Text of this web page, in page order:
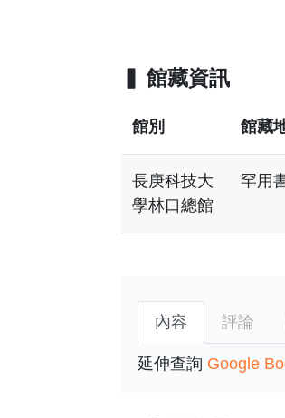
館藏資訊
館別 館藏
長庚科技大
學林口總館
罕用
內容 評論
延伸查詢 Google